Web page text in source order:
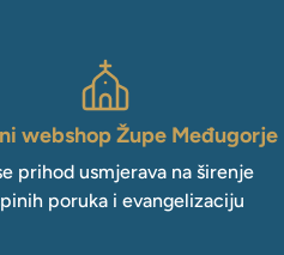
webshop Župe Međugorje
prihod usmjerava na širenje
poruka i evangelizaciju